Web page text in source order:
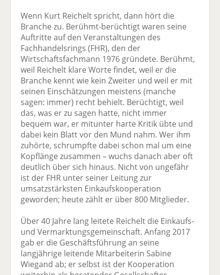
Wenn Kurt Reichelt spricht, dann hört die
Branche zu. Berühmt-berüchtigt waren seine
Auftritte auf den Veranstaltungen des
Fachhandelsrings (FHR), den der
Wirtschaftsfachmann 1976 gründete. Berühmt,
weil Reichelt klare Worte findet, weil er die
Branche kennt wie kein Zweiter und weil er mit
seinen Einschätzungen meistens (manche
sagen: immer) recht behielt. Berüchtigt, weil
das, was er zu sagen hatte, nicht immer
bequem war, er mitunter harte Kritik übte und
dabei kein Blatt vor den Mund nahm. Wer ihm
zuhörte, schrumpfte dabei schon mal um eine
Kopflänge zusammen – wuchs danach aber oft
deutlich über sich hinaus. Nicht von ungefähr
ist der FHR unter seiner Leitung zur
umsatzstärksten Einkaufskooperation
geworden; heute zählt er über 800 Mitglieder.
Über 40 Jahre lang leitete Reichelt die Einkaufs-
und Vermarktungsgemeinschaft. Anfang 2017
gab er die Geschäftsführung an seine
langjährige leitende Mitarbeiterin Sabine
Wiegand ab; er selbst ist der Kooperation